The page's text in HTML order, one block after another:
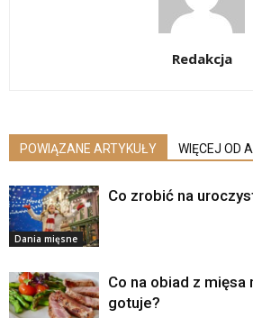
Redakcja
POWIĄZANE ARTYKUŁY WIĘCEJ OD
Dania mięsne
Co zrobić na
Co na obiad z mięsa
gotuje?